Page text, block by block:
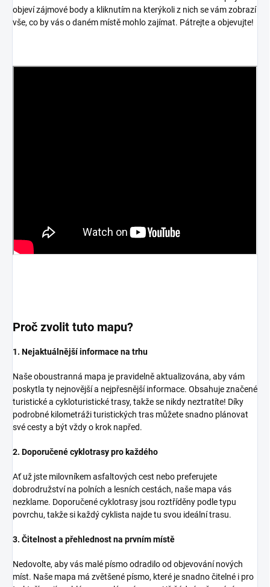
objeví zájmové body a kliknutím na kterýkoli z nich se vám zobrazí
vše, co by vás o daném místě mohlo zajímat. Pátrejte a objevujte!
Proč zvolit tuto mapu?
1. Nejaktuálnější informace na trhu
Naše oboustranná mapa je pravidelně aktualizována, aby vám
poskytla ty nejnovější a nejpřesnější informace. Obsahuje značené
turistické a cykloturistické trasy, takže se nikdy neztratíte! Díky
podrobné kilometráži turistických tras můžete snadno plánovat
své cesty a být vždy o krok napřed.
2. Doporučené cyklotrasy pro každého
Ať už jste milovníkem asfaltových cest nebo preferujete
dobrodružství na polních a lesních cestách, naše mapa vás
nezklame. Doporučené cyklotrasy jsou roztříděny podle typu
povrchu, takže si každý cyklista najde tu svou ideální trasu.
3. Čitelnost a přehlednost na prvním místě
Nedovolte, aby vás malé písmo odradilo od objevování nových
míst. Naše mapa má zvětšené písmo, které je snadno čitelné i pro